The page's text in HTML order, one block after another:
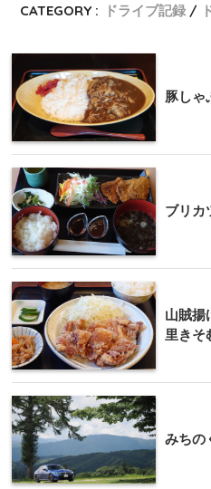
CATEGORY : ドライブ記録
豚しゃ
ブリカ
山賊揚
里きそ
みちの